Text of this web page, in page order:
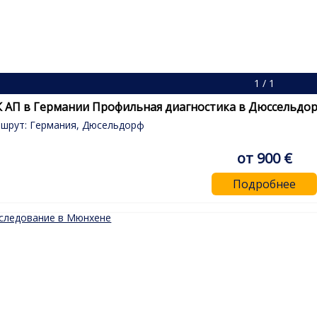
1 / 1
ЧЕК АП в Германии Профильная диагностика в
Германия, Дюсельдорф
от 900 €
Подробнее